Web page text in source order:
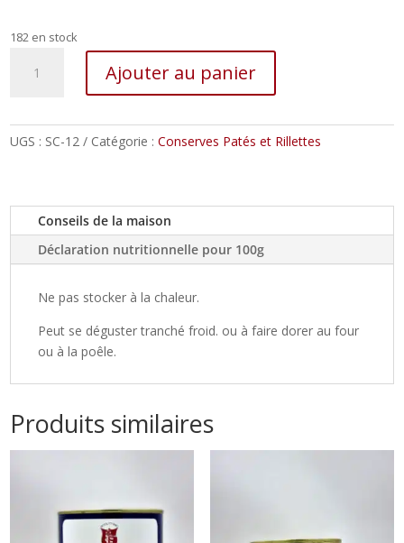
182 en stock
porc
–
800g
(conserve)
Ajouter au panier
UGS : SC-12 Catégorie :Conserves Patés et Rillettes
Conseils de la maison
Déclaration nutritionnelle pour 100g
Ne pas stocker à la chaleur.
Peut se déguster tranché froid. ou à faire dorer au four
ou à la poêle.
Produits similaires